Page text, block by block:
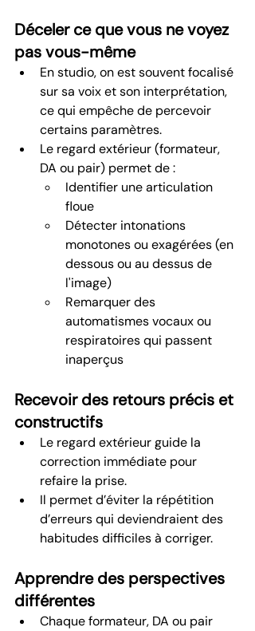
Déceler ce que vous ne voyez
pas vous-même
En studio, on est souvent focalisé
sur sa voix et son interprétation,
ce qui empêche de percevoir
certains paramètres.
Le regard extérieur (formateur,
DA ou pair) permet de :
Identifier une articulation
floue
Détecter intonations
monotones ou exagérées (en
dessous ou au dessus de
l'image)
Remarquer des
automatismes vocaux ou
respiratoires qui passent
inaperçus
Recevoir des retours précis et
constructifs
Le regard extérieur guide la
correction immédiate pour
refaire la prise.
Il permet d’éviter la répétition
d’erreurs qui deviendraient des
habitudes difficiles à corriger.
Apprendre des perspectives
différentes
Chaque formateur, DA ou pair